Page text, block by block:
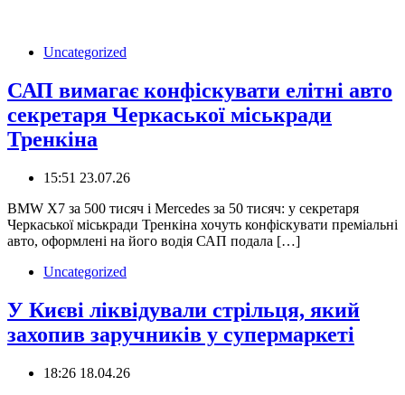
Uncategorized
САП вимагає конфіскувати елітні авто
секретаря Черкаської міськради
Тренкіна
15:51 23.07.26
️BMW X7 за 500 тисяч і Mercedes за 50 тисяч: у секретаря
Черкаської міськради Тренкіна хочуть конфіскувати преміальні
авто, оформлені на його водія САП подала […]
Uncategorized
У Києві ліквідували стрільця, який
захопив заручників у супермаркеті
18:26 18.04.26